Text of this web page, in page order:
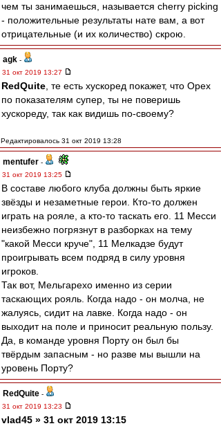
чем ты занимаешься, называется cherry picking
- положительные результаты нате вам, а вот
отрицательные (и их количество) скрою.
agk -
31 окт 2019 13:27
RedQuite , те есть хускоред покажет, что Орех
по показателям супер, ты не поверишь
хускореду, так как видишь по-своему?
Редактировалось 31 окт 2019 13:28
mentufer -
31 окт 2019 13:25
В составе любого клуба должны быть яркие
звёзды и незаметные герои. Кто-то должен
играть на рояле, а кто-то таскать его. 11 Месси
неизбежно погрязнут в разборках на тему
"какой Месси круче", 11 Мелкадзе будут
проигрывать всем подряд в силу уровня
игроков.
Так вот, Мельгарехо именно из серии
таскающих рояль. Когда надо - он молча, не
жалуясь, сидит на лавке. Когда надо - он
выходит на поле и приносит реальную пользу.
Да, в команде уровня Порту он был бы
твёрдым запасным - но разве мы вышли на
уровень Порту?
RedQuite -
31 окт 2019 13:23
vlad45 » 31 окт 2019 13:15